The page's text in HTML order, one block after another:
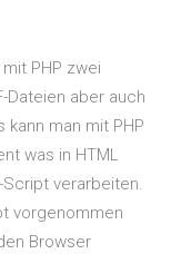
PHP zwei
Dateien aber auch
man mit PHP
was in HTML
verarbeiten.
vorgenommen
Browser